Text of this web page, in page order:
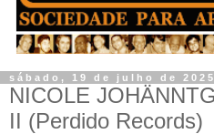
sábado, 19 de julho de 2025
NICOLE
II (Perdido Records)